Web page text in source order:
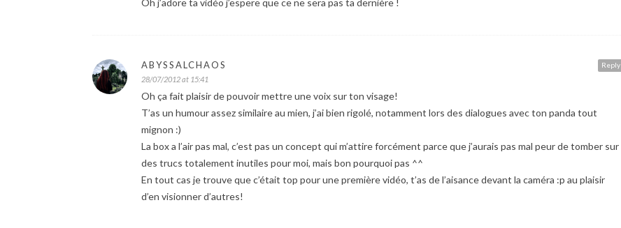
Oh j’adore ta vidéo j’espere que ce ne sera pas ta dernière !
Reply
ABYSSALCHAOS
28/07/2012 at 15:41
Oh ça fait plaisir de pouvoir mettre une voix sur ton visage!
T’as un humour assez similaire au mien, j’ai bien rigolé, notamment lors des dialogues avec ton panda tout
mignon :)
La box a l’air pas mal, c’est pas un concept qui m’attire forcément parce que j’aurais pas mal peur de tomber sur
des trucs totalement inutiles pour moi, mais bon pourquoi pas ^^
En tout cas je trouve que c’était top pour une première vidéo, t’as de l’aisance devant la caméra :p au plaisir
d’en visionner d’autres!